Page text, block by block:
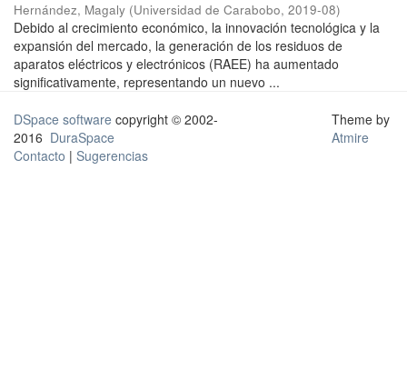
Hernández, Magaly (Universidad de Carabobo, 2019-08)
Debido al crecimiento económico, la innovación tecnológica y la
expansión del mercado, la generación de los residuos de
aparatos eléctricos y electrónicos (RAEE) ha aumentado
significativamente, representando un nuevo ...
DSpace software copyright © 2002-
2016 DuraSpace
Contacto | Sugerencias
Theme by
Atmire